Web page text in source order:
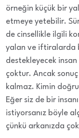
örneğin küçük bir
etmeye yetebilir.
de cinsellikle ilgili
yalan ve iftiralarda
destekleyecek insan
çoktur. Ancak
kalmaz. Kimin
Eğer siz de bir
istiyorsanız böyle
çünkü arkanızda